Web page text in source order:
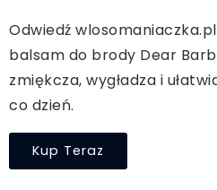
Odwiedź
balsam do brody Dear
zmiękcza, wygładza i
co dzień.
Kup Teraz